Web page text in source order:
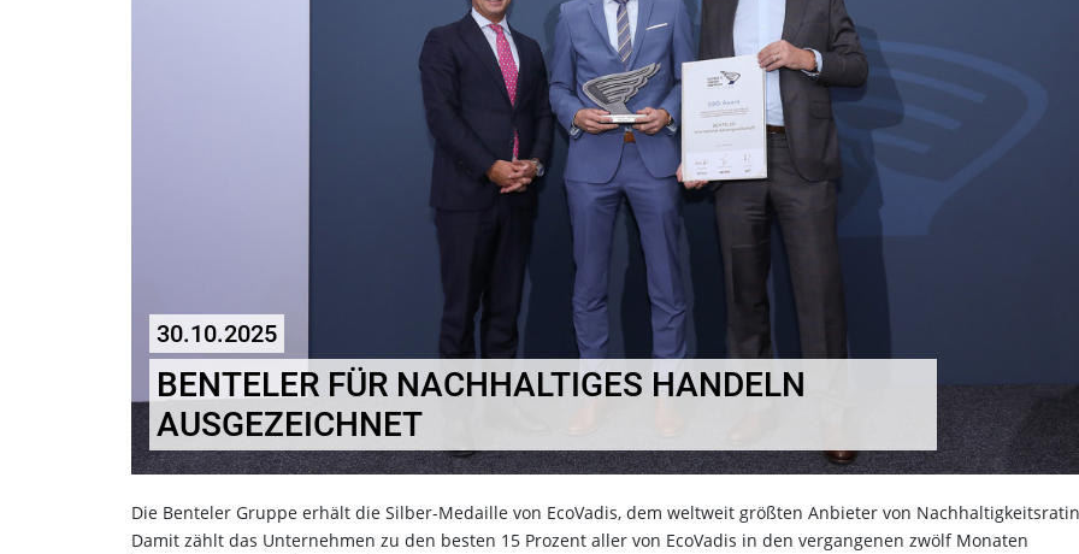
30.10.2025
BENTELER FÜR NACHHALTIGES HANDELN
AUSGEZEICHNET
Die Benteler Gruppe erhält die Silber-Medaille von EcoVadis, dem weltweit größten Anbieter von
Damit zählt das Unternehmen zu den besten 15 Prozent aller von EcoVadis in den vergangenen zwölf Monaten